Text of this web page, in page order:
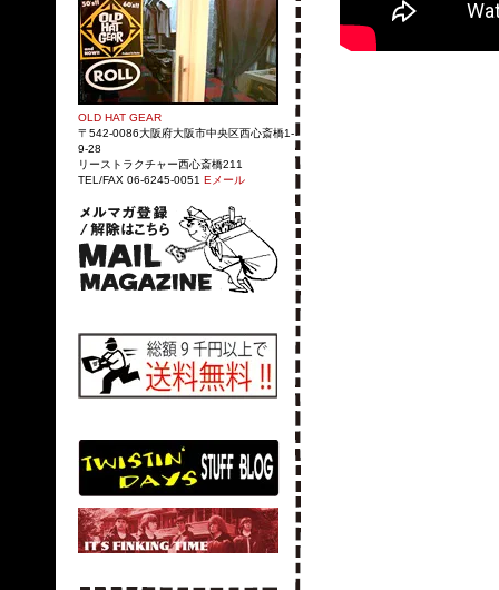
OLD HAT GEAR
〒542-0086大阪府大阪市中央区西心斎橋1-
9-28
リーストラクチャー西心斎橋211
TEL/FAX 06-6245-0051 Eメール